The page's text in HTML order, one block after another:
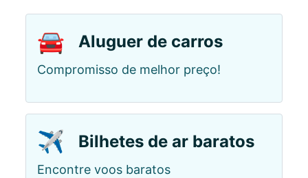
🚘 Aluguer de carros
Compromisso de melhor preço!
✈️ Bilhetes de ar baratos
Encontre voos baratos